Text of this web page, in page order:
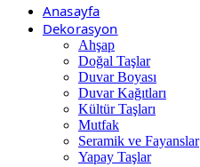
Anasayfa
Dekorasyon
Ahşap
Doğal Taşlar
Duvar Boyası
Duvar Kağıtları
Kültür Taşları
Mutfak
Seramik ve Fayanslar
Yapay Taşlar